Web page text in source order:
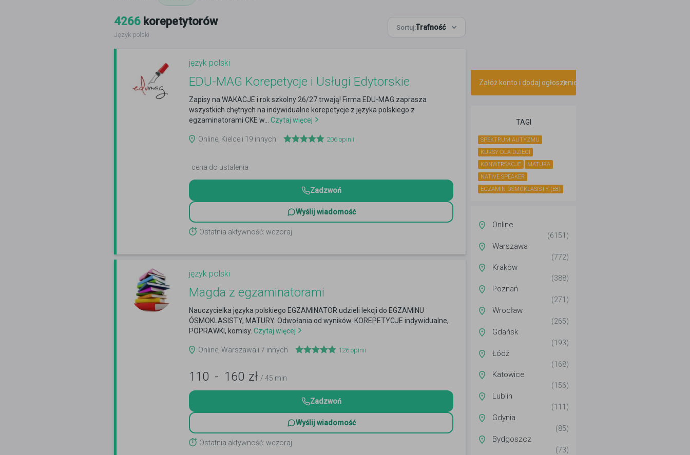
4266 korepetytorów
Język polski
Sortuj:Trafność
język polski
EDU-MAG Korepetycje i Usługi Edytorskie
Zapisy na WAKACJE i rok szkolny 26/27 trwają! Firma EDU-MAG zaprasza
wszystkich chętnych na indywidualne korepetycje z języka polskiego z
egzaminatorami CKE w...
Czytaj więcej
Online, Kielce i 19 innych 206 opinii
cena do ustalenia
Zadzwoń
Wyślij wiadomość
Ostatnia aktywność: wczoraj
język polski
Magda z egzaminatorami
Nauczycielka języka polskiego EGZAMINATOR udzieli lekcji do EGZAMINU
ÓSMOKLASISTY, MATURY. Odwołania od wyników. KOREPETYCJE indywidualne,
POPRAWKI, komisy. Czytaj więcej
Online, Warszawa i 7 innych 126 opinii
110 - 160 zł / 45 min
Zadzwoń
Wyślij wiadomość
Ostatnia aktywność: wczoraj
Załóż konto i dodaj ogłoszenie
TAGI
SPEKTRUM AUTYZMU
KURSY DLA DZIECI
KONWERSACJE
MATURA
NATIVE SPEAKER
EGZAMIN ÓSMOKLASISTY (E8)
Online
(6151)
Warszawa
(772)
Kraków
(388)
Poznań
(271)
Wrocław
(265)
Gdańsk
(193)
Łódź
(168)
Katowice
(156)
Lublin
(111)
Gdynia
(85)
Bydgoszcz
(73)